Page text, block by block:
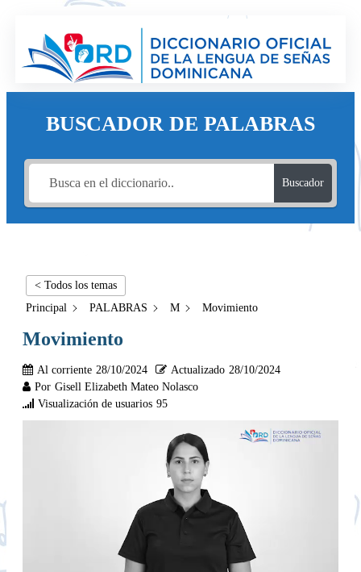
BUSCADOR DE PALABRAS
Buscador
< Todos los temas
Principal
PALABRAS M Movimiento
Movimiento
Al corriente 28/10/2024 Actualizado 28/10/2024
Por Gisell Elizabeth Mateo Nolasco
Visualización de usuarios 95